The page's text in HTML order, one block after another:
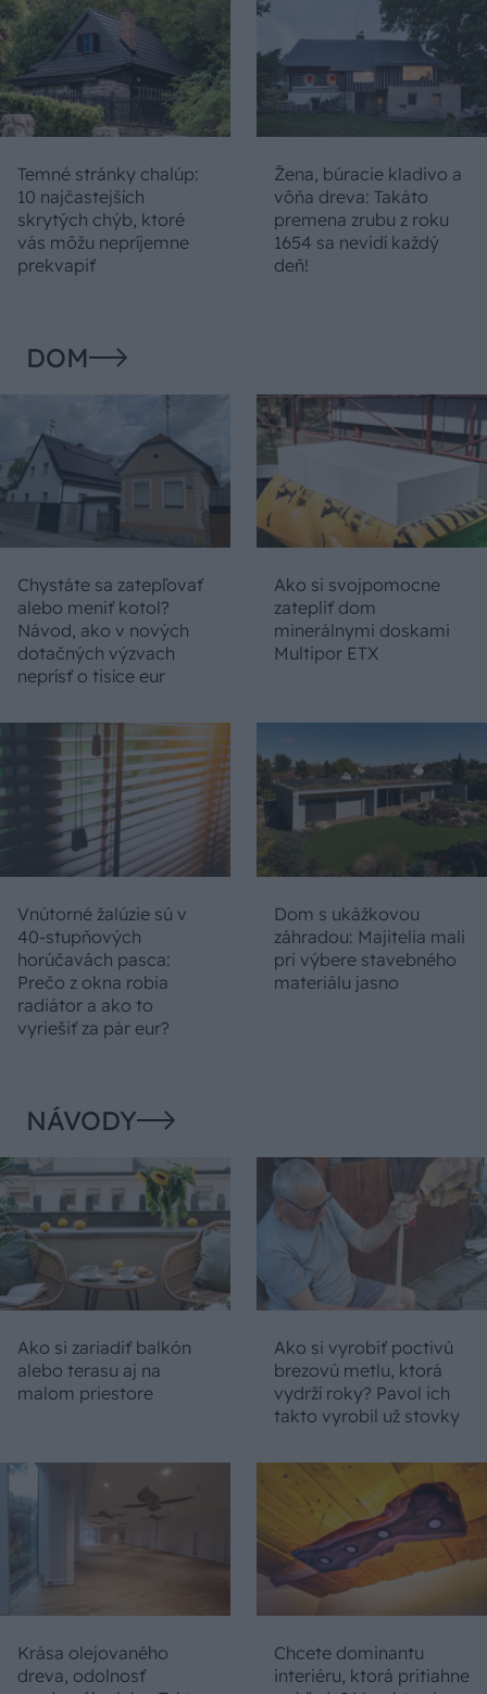
Temné stránky chalúp:
10 najčastejších
skrytých chýb, ktoré
vás môžu nepríjemne
prekvapiť
Žena, búracie kladivo a
vôňa dreva: Takáto
premena zrubu z roku
1654 sa nevidí každý
deň!
DOM
Chystáte sa zatepľovať
alebo meniť kotol?
Návod, ako v nových
dotačných výzvach
neprísť o tisíce eur
Ako si svojpomocne
zatepliť dom
minerálnymi doskami
Multipor ETX
Vnútorné žalúzie sú v
40-stupňových
horúčavách pasca:
Prečo z okna robia
radiátor a ako to
vyriešiť za pár eur?
Dom s ukážkovou
záhradou: Majitelia mali
pri výbere stavebného
materiálu jasno
NÁVODY
Ako si zariadiť balkón
alebo terasu aj na
malom priestore
Ako si vyrobiť poctivú
brezovú metlu, ktorá
vydrží roky? Pavol ich
takto vyrobil už stovky
Krása olejovaného
dreva, odolnosť
Chcete dominantu
interiéru, ktorá pritiahne